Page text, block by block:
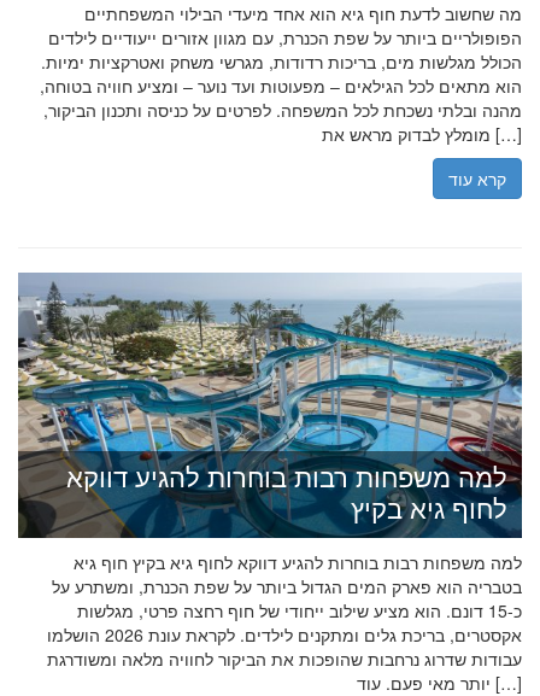
מה שחשוב לדעת חוף גיא הוא אחד מיעדי הבילוי המשפחתיים
הפופולריים ביותר על שפת הכנרת, עם מגוון אזורים ייעודיים לילדים
הכולל מגלשות מים, בריכות רדודות, מגרשי משחק ואטרקציות ימיות.
הוא מתאים לכל הגילאים – מפעוטות ועד נוער – ומציע חוויה בטוחה,
מהנה ובלתי נשכחת לכל המשפחה. לפרטים על כניסה ותכנון הביקור,
מומלץ לבדוק מראש את […]
קרא עוד
למה משפחות רבות בוחרות להגיע דווקא
לחוף גיא בקיץ
למה משפחות רבות בוחרות להגיע דווקא לחוף גיא בקיץ חוף גיא
בטבריה הוא פארק המים הגדול ביותר על שפת הכנרת, ומשתרע על
כ-15 דונם. הוא מציע שילוב ייחודי של חוף רחצה פרטי, מגלשות
אקסטרים, בריכת גלים ומתקנים לילדים. לקראת עונת 2026 הושלמו
עבודות שדרוג נרחבות שהופכות את הביקור לחוויה מלאה ומשודרגת
יותר מאי פעם. עוד […]